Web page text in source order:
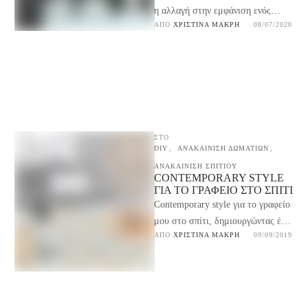
η αλλαγή στην εμφάνιση ενός
παράθυρου συνέβαλλαν τα μέγιστα
ΑΠΌ ΧΡΙΣΤΊΝΑ ΜΑΚΡΉ 08/07/2020
ΣΤΟ
DIY
ΑΝΑΚΑΙΝΙΣΗ ΔΩΜΑΤΙΩΝ
ΑΝΑΚΑΙΝΙΣΗ ΣΠΙΤΙΟΥ
CONTEMPORARY STYLE
ΓΙΑ ΤΟ ΓΡΑΦΕΊΟ ΣΤΟ ΣΠΊΤΙ
Contemporary style για το γραφείο
μου στο σπίτι, δημιουργώντας έναν
απλό, μοντέρνο αλλά συγχρόνως
ΑΠΌ ΧΡΙΣΤΊΝΑ ΜΑΚΡΉ 09/09/2019